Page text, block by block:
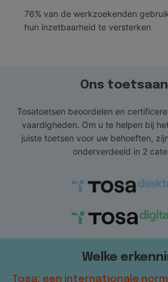
76% van de werkzoekenden
hun inzetbaarheid te versterken
Ons
Tosatoetsen beoordelen en
vaardigheden. Om u te helpen bij
juiste toetsen voor uw behoeften,
onderverdeeld in 2
Welke
Tosa: een internationale norm